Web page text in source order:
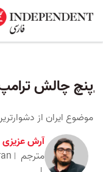
ٖپنچ چالش
موضوع ایران از
آرش عزیزی
مترجم